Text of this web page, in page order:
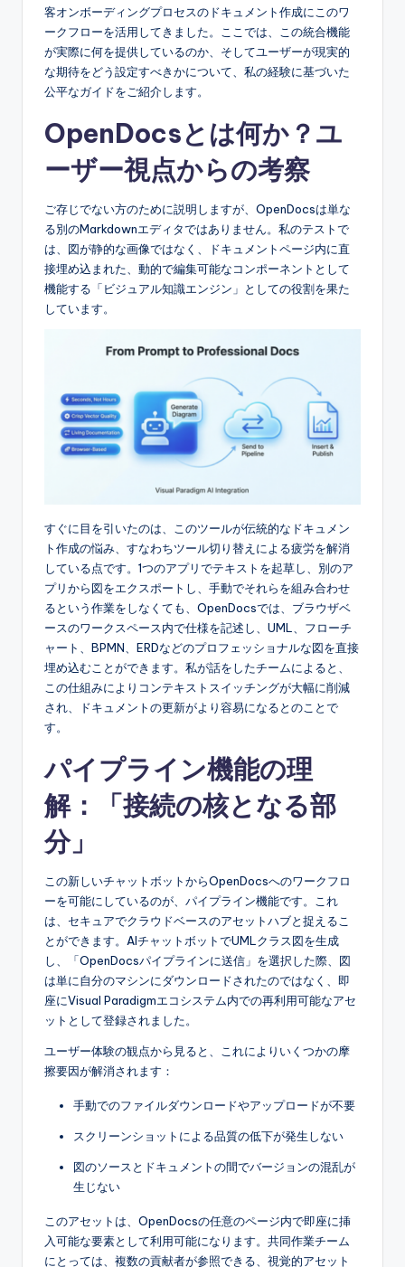
&
D
it
客オンボーディングプロセスのドキュメント作成にこのワ
ークフローを活用してきました。ここでは、この統合機能
が実際に何を提供しているのか、そしてユーザーが現実的
な期待をどう設定すべきかについて、私の経験に基づいた
公平なガイドをご紹介します。
OpenDocsとは何か？ユ
ーザー視点からの考察
ご存じでない方のために説明しますが、OpenDocsは単な
る別のMarkdownエディタではありません。私のテストで
は、図が静的な画像ではなく、ドキュメントページ内に直
接埋め込まれた、動的で編集可能なコンポーネントとして
機能する「ビジュアル知識エンジン」としての役割を果た
しています。
すぐに目を引いたのは、このツールが伝統的なドキュメン
ト作成の悩み、すなわちツール切り替えによる疲労を解消
している点です。1つのアプリでテキストを起草し、別のア
プリから図をエクスポートし、手動でそれらを組み合わせ
るという作業をしなくても、OpenDocsでは、ブラウザベ
ースのワークスペース内で仕様を記述し、UML、フローチ
ャート、BPMN、ERDなどのプロフェッショナルな図を直接
埋め込むことができます。私が話をしたチームによると、
この仕組みによりコンテキストスイッチングが大幅に削減
され、ドキュメントの更新がより容易になるとのことで
す。
パイプライン機能の理
解：「接続の核となる部
分」
この新しいチャットボットからOpenDocsへのワークフロ
ーを可能にしているのが、パイプライン機能です。これ
は、セキュアでクラウドベースのアセットハブと捉えるこ
とができます。AIチャットボットでUMLクラス図を生成
し、「OpenDocsパイプラインに送信」を選択した際、図
は単に自分のマシンにダウンロードされたのではなく、即
座にVisual Paradigmエコシステム内での再利用可能なアセ
ットとして登録されました。
ユーザー体験の観点から見ると、これによりいくつかの摩
擦要因が解消されます：
手動でのファイルダウンロードやアップロードが不要
スクリーンショットによる品質の低下が発生しない
図のソースとドキュメントの間でバージョンの混乱が
生じない
このアセットは、OpenDocsの任意のページ内で即座に挿
入可能な要素として利用可能になります。共同作業チーム
にとっては、複数の貢献者が参照できる、視覚的アセット